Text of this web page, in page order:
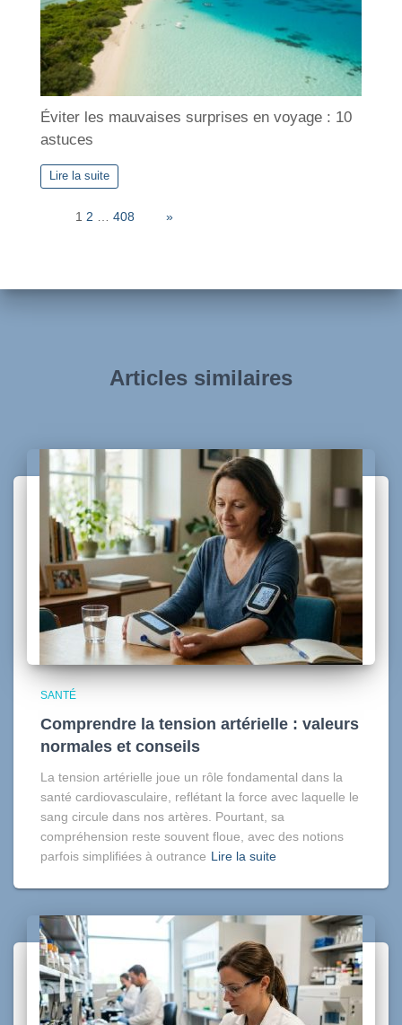
Éviter les mauvaises surprises en voyage : 10
astuces
Lire la suite
1 2 408 »
Articles similaires
SANTÉ
Comprendre la tension artérielle : valeurs
normales et conseils
La tension artérielle joue un rôle fondamental dans la
santé cardiovasculaire, reflétant la force avec laquelle le
sang circule dans nos artères. Pourtant, sa
compréhension reste souvent floue, avec des notions
parfois simplifiées à outrance Lire la suite